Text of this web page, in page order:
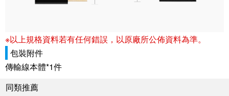
※以上規格資料若有任何錯誤，以原廠所公佈資料為準。
包裝附件
傳輸線本體*1件
同類推薦